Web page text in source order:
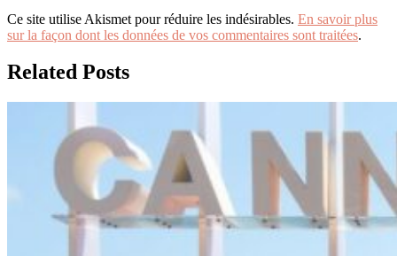
Ce site utilise Akismet pour réduire les indésirables. En savoir plus
sur la façon dont les données de vos commentaires sont traitées.
Related Posts